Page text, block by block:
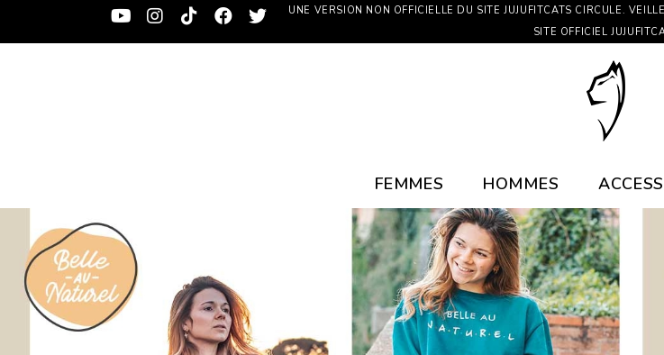
UNE VERSION NON OFFICIELLE DU SITE JUJUFITCATS CIRCULE.
SITE OFFICIEL
FEMMES HOMMES